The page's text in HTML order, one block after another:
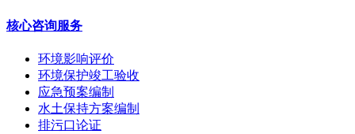
核心咨询服务
环境影响评价
环境保护竣工验收
应急预案编制
水土保持方案编制
排污口论证